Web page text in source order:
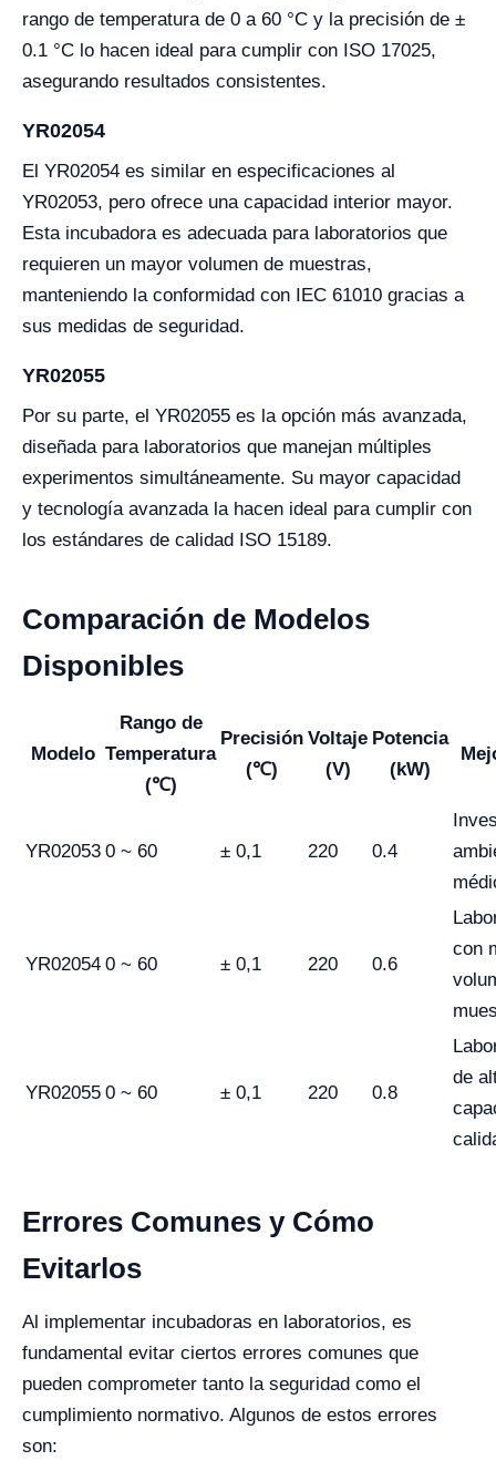
rango de temperatura de 0 a 60 °C y la precisión de ±
0.1 °C lo hacen ideal para cumplir con ISO 17025,
asegurando resultados consistentes.
YR02054
El YR02054 es similar en especificaciones al
YR02053, pero ofrece una capacidad interior mayor.
Esta incubadora es adecuada para laboratorios que
requieren un mayor volumen de muestras,
manteniendo la conformidad con IEC 61010 gracias a
sus medidas de seguridad.
YR02055
Por su parte, el YR02055 es la opción más avanzada,
diseñada para laboratorios que manejan múltiples
experimentos simultáneamente. Su mayor capacidad
y tecnología avanzada la hacen ideal para cumplir con
los estándares de calidad ISO 15189.
Comparación de Modelos
Disponibles
Modelo
Rango de
Temperatura
(℃)
Precisión
(℃)
Voltaje
(V)
Potencia
(kW)
YR02053 0 ~ 60 ± 0,1 220 0.4
YR02054 0 ~ 60 ± 0,1 220 0.6
con
YR02055 0 ~ 60 ± 0,1 220 0.8
de
Errores Comunes y Cómo
Evitarlos
Al implementar incubadoras en laboratorios, es
fundamental evitar ciertos errores comunes que
pueden comprometer tanto la seguridad como el
cumplimiento normativo. Algunos de estos errores
son: